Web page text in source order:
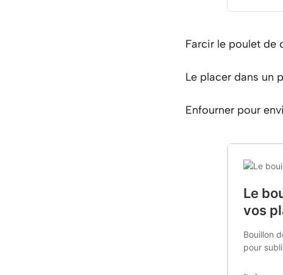
Farcir le poulet de
Le placer dans un
Enfourner pour